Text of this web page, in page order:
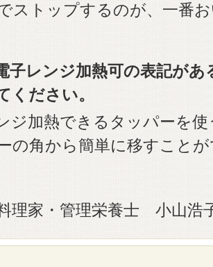
ストップするのが、一番
子レンジ加熱可の表記が
ください。
ジ加熱できるタッパーを
の角から簡単に移すこと
理家・管理栄養士 小山浩